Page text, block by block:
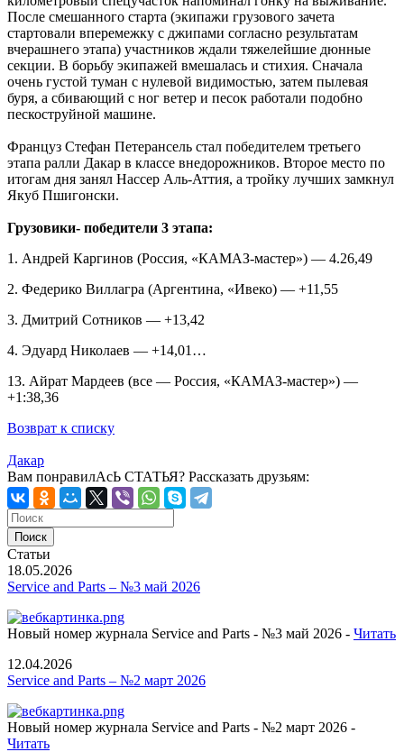
После смешанного старта (экипажи грузового зачета
стартовали вперемежку с джипами согласно результатам
вчерашнего этапа) участников ждали тяжелейшие дюнные
секции. В борьбу экипажей вмешалась и стихия. Сначала
очень густой туман с нулевой видимостью, затем пылевая
буря, а сбивающий с ног ветер и песок работали подобно
пескоструйной машине.
Француз Стефан Петерансель стал победителем третьего
этапа ралли Дакар в классе внедорожников. Второе место по
итогам дня занял Нассер Аль-Аттия, а тройку лучших замкнул
Якуб Пшигонски.
Грузовики- победители 3 этапа:
1. Андрей Каргинов (Россия, «КАМАЗ-мастер») — 4.26,49
2. Федерико Виллагра (Аргентина, «Ивеко) — +11,55
3. Дмитрий Сотников — +13,42
4. Эдуард Николаев — +14,01…
13. Айрат Мардеев (все — Россия, «КАМАЗ-мастер») —
+1:38,36
Возврат к списку
Дакар
Вам понравилАсЬ СТАТЬЯ? Рассказать друзьям:
Статьи
18.05.2026
Service and Parts – №3 май 2026
Новый номер журнала Service and Parts - №3 май 2026 - Читать
12.04.2026
Service and Parts – №2 март 2026
Новый номер журнала Service and Parts - №2 март 2026 -
Читать